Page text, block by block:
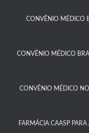
CONVÊNIO MÉDICO
CONVÊNIO MÉDICO
CONVÊNIO MÉDICO
FARMÁCIA CAASP